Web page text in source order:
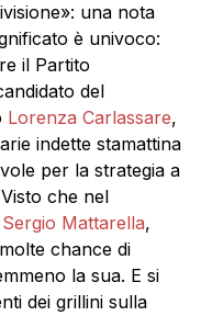
una nota
è univoco:
il Partito
del
Lorenza Carlassare,
indette stamattina
per la strategia a
che nel
Sergio Mattarella,
chance di
la sua. E si
dei grillini sulla